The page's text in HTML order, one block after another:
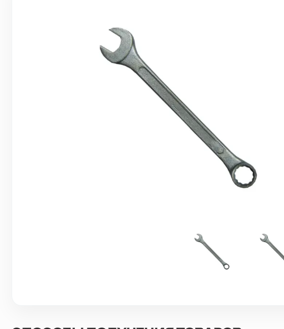
Герметики, жидкие гвозди, пена
Саморезы, дюбеля, шурупы